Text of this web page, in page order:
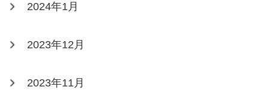
2024年1月
2023年12月
2023年11月